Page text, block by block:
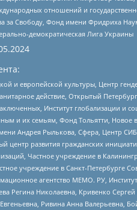
отношений и
Свободу, Фонд имени Фридриха
демократическая Лига Украины
и европейской культуры, Центр
действие, Открытый
Институт глобализации
и их семьям, Фонд Тольятти, Новое
Андрея Рылькова, Сфера, Центр
центр развития гражданских
Частное учреждение в
учреждение в Санкт-Петербурге
агентство МЕМО. РУ,
Регина Николаевна, Кривенко
Ривина Анна